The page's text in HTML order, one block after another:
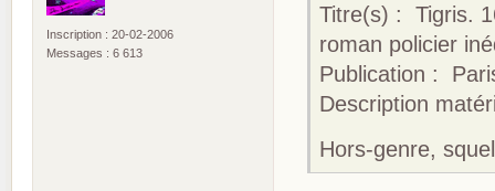
Inscription : 20-02-2006
Messages : 6 613
Titre(s) : Tigris.
roman policier
Publication :
Description
Hors-genre,